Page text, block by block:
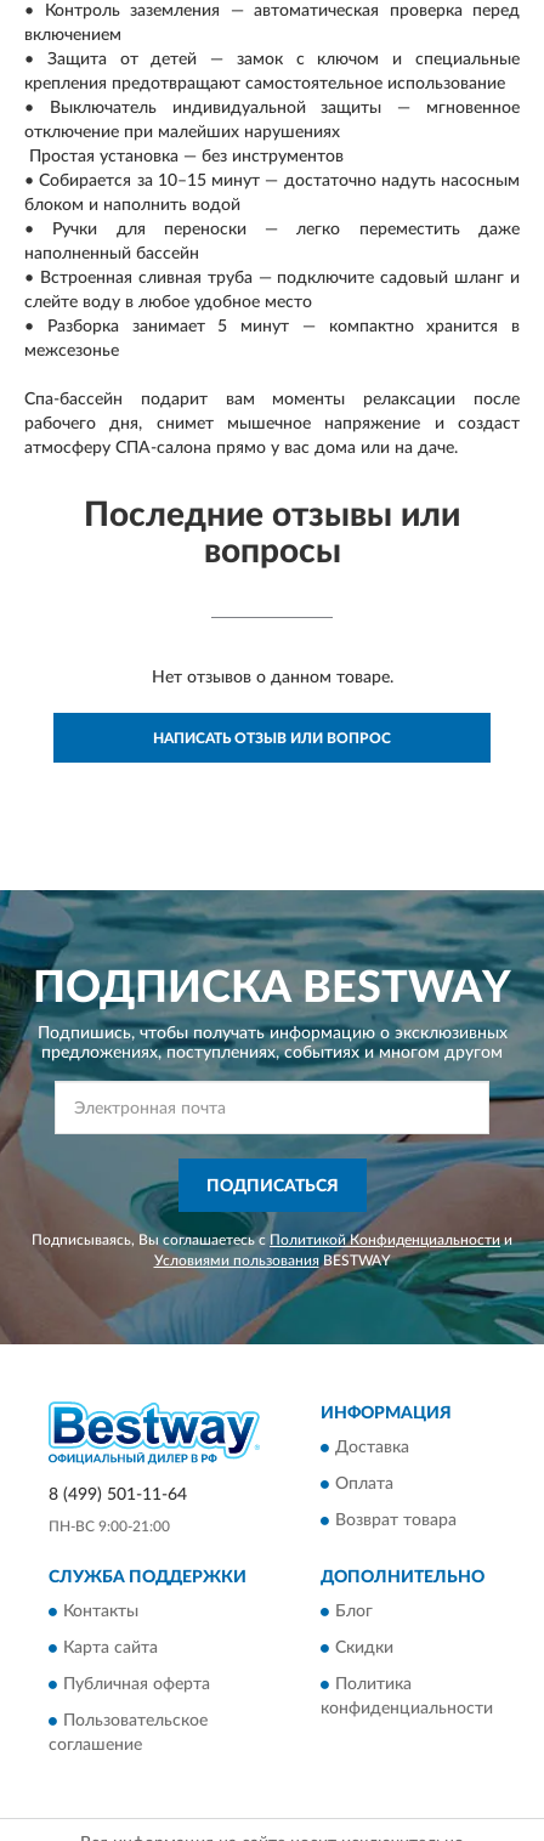
• Контроль заземления — автоматическая проверка перед
включением
• Защита от детей — замок с ключом и специальные
крепления предотвращают самостоятельное использование
• Выключатель индивидуальной защиты — мгновенное
отключение при малейших нарушениях
Простая установка — без инструментов
• Собирается за 10–15 минут — достаточно надуть насосным
блоком и наполнить водой
• Ручки для переноски — легко переместить даже
наполненный бассейн
• Встроенная сливная труба — подключите садовый шланг и
слейте воду в любое удобное место
• Разборка занимает 5 минут — компактно хранится в
межсезонье
Спа-бассейн подарит вам моменты релаксации после
рабочего дня, снимет мышечное напряжение и создаст
атмосферу СПА-салона прямо у вас дома или на даче.
Последние отзывы или
вопросы
Нет отзывов о данном товаре.
НАПИСАТЬ ОТЗЫВ ИЛИ ВОПРОС
ПОДПИСКАBESTWAY
Подпишись, чтобы получать информацию о эксклюзивных
предложениях,поступлениях, событиях и многом другом
ПОДПИСАТЬСЯ
Подписываясь, Вы соглашаетесь с Политикой Конфиденциальности и
Условиями пользованияBESTWAY
8 (499) 501-11-64
ПН-ВС 9:00-21:00
ИНФОРМАЦИЯ
Доставка
Оплата
Возврат товара
СЛУЖБА ПОДДЕРЖКИ
Контакты
Карта сайта
Публичная оферта
Пользовательское
соглашение
ДОПОЛНИТЕЛЬНО
Блог
Скидки
Политика
конфиденциальности